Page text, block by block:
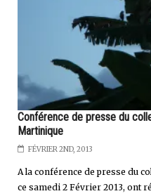
Conférence de presse du
Martinique
FÉVRIER 2ND, 2013
A la conférence de presse du
ce samedi 2 Février 2013, ont